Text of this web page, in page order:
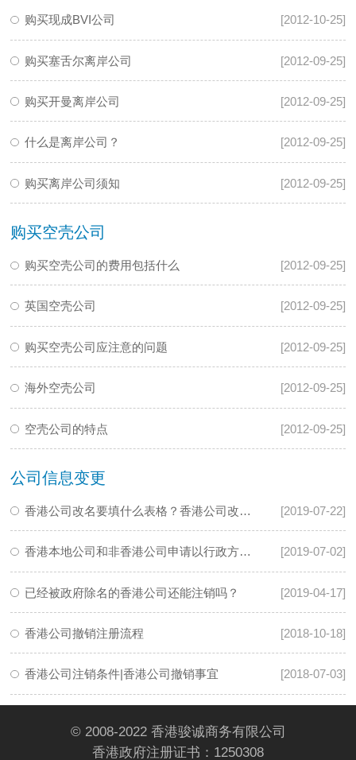
购买现成BVI公司 [2012-10-25]
购买塞舌尔离岸公司 [2012-09-25]
购买开曼离岸公司 [2012-09-25]
什么是离岸公司？ [2012-09-25]
购买离岸公司须知 [2012-09-25]
购买空壳公司
购买空壳公司的费用包括什么 [2012-09-25]
英国空壳公司 [2012-09-25]
购买空壳公司应注意的问题 [2012-09-25]
海外空壳公司 [2012-09-25]
空壳公司的特点 [2012-09-25]
公司信息变更
香港公司改名要填什么表格？香港公司改名步骤 [2019-07-22]
香港本地公司和非香港公司申请以行政方式恢复注册申请表模板 [2019-07-02]
已经被政府除名的香港公司还能注销吗？ [2019-04-17]
香港公司撤销注册流程 [2018-10-18]
香港公司注销条件|香港公司撤销事宜 [2018-07-03]
© 2008-2022 香港骏诚商务有限公司
香港政府注册证书：1250308